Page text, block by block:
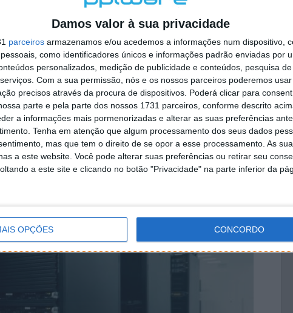
Damos valor à sua privacidade
parceiros armazenamos e/ou acedemos a informações num dispositivo,
como identificadores únicos e informações padrão enviadas por
personalizados, medição de publicidade e conteúdos, pesquisa
Com a sua permissão, nós e os nossos parceiros poderemos
precisos através da procura de dispositivos. Poderá clicar para
parte e pela parte dos nossos 1731 parceiros, conforme descrito
a informações mais pormenorizadas e alterar as suas preferências
Tenha em atenção que algum processamento dos seus dados
mas que tem o direito de se opor a esse processamento. As
a este website. Você pode alterar suas preferências ou retirar seu
a este site e clicando no botão "Privacidade" na parte inferior da
OPÇÕES CONCORDO
por isso, é mantida umamonitorização constante
das gravações. Conta também com
biométrico,portas blindadas corta-fogoe um
com gás inerte e de gases tóxicos e de inundação.